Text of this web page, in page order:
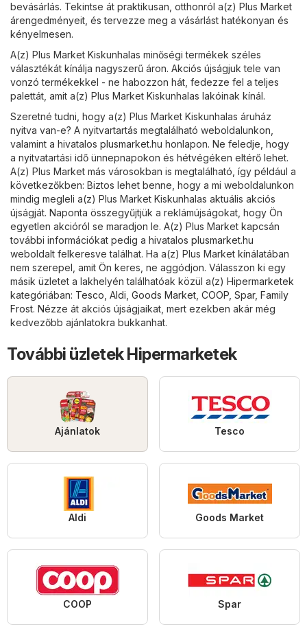
bevásárlás. Tekintse át praktikusan, otthonról a(z) Plus Market
árengedményeit, és tervezze meg a vásárlást hatékonyan és
kényelmesen.
A(z) Plus Market Kiskunhalas minőségi termékek széles
választékát kínálja nagyszerű áron. Akciós újságjuk tele van
vonzó termékekkel - ne habozzon hát, fedezze fel a teljes
palettát, amit a(z) Plus Market Kiskunhalas lakóinak kínál.
Szeretné tudni, hogy a(z) Plus Market Kiskunhalas áruház
nyitva van-e? A nyitvartartás megtalálható weboldalunkon,
valamint a hivatalos plusmarket.hu honlapon. Ne feledje, hogy
a nyitvatartási idő ünnepnapokon és hétvégéken eltérő lehet.
A(z) Plus Market más városokban is megtalálható, így például a
következőkben: Biztos lehet benne, hogy a mi weboldalunkon
mindig megleli a(z) Plus Market Kiskunhalas aktuális akciós
újságját. Naponta összegyűjtjük a reklámújságokat, hogy Ön
egyetlen akcióról se maradjon le. A(z) Plus Market kapcsán
további információkat pedig a hivatalos plusmarket.hu
weboldalt felkeresve találhat. Ha a(z) Plus Market kínálatában
nem szerepel, amit Ön keres, ne aggódjon. Válasszon ki egy
másik üzletet a lakhelyén találhatóak közül a(z) Hipermarketek
kategóriában: Tesco Aldi Goods Market COOP Spar, Family
Frost. Nézze át akciós újságjaikat, mert ezekben akár még
kedvezőbb ajánlatokra bukkanhat.
További üzletek Hipermarketek
Ajánlatok Tesco
Aldi Goods Market
COOP Spar